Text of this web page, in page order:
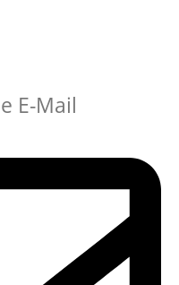
E-Mail